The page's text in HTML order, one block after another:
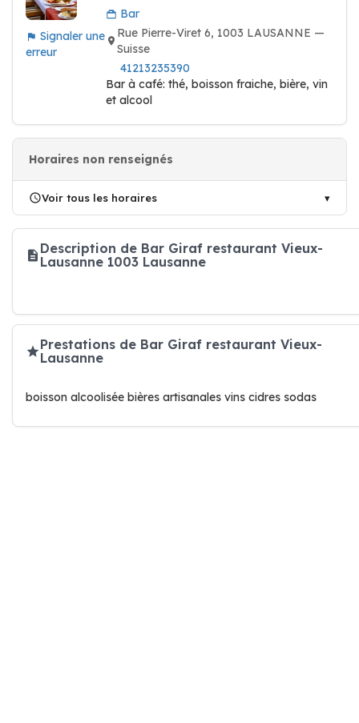
Signaler une
erreur
Bar
Rue Pierre-Viret 6, 1003 LAUSANNE —
Suisse
41213235390
Bar à café: thé, boisson fraiche, bière, vin
et alcool
Horaires non renseignés
Voir tous les horaires
Description de Bar Giraf restaurant Vieux-
Lausanne 1003 Lausanne
Prestations de Bar Giraf restaurant Vieux-
Lausanne
boisson alcoolisée bières artisanales vins cidres sodas